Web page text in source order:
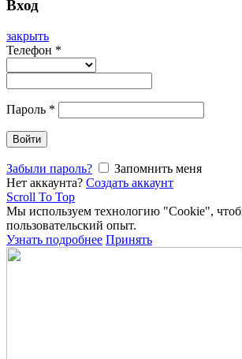
Вход
закрыть
Телефон *
Пароль *
Войти
Забыли пароль?
Запомнить меня
Нет аккаунта? Создать аккаунт
Scroll To Top
Мы используем технологию "Cookie",
пользовательский опыт.
Узнать подробнее Принять